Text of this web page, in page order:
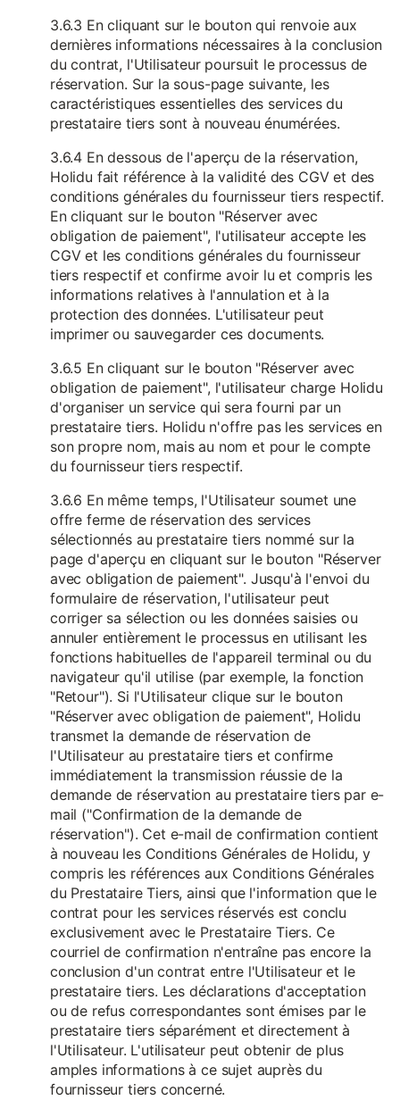
3.6.3 En cliquant sur le bouton qui renvoie aux
dernières informations nécessaires à la conclusion
du contrat, l'Utilisateur poursuit le processus de
réservation. Sur la sous-page suivante, les
caractéristiques essentielles des services du
prestataire tiers sont à nouveau énumérées.
3.6.4 En dessous de l'aperçu de la réservation,
Holidu fait référence à la validité des CGV et des
conditions générales du fournisseur tiers respectif.
En cliquant sur le bouton "Réserver avec
obligation de paiement", l'utilisateur accepte les
CGV et les conditions générales du fournisseur
tiers respectif et confirme avoir lu et compris les
informations relatives à l'annulation et à la
protection des données. L'utilisateur peut
imprimer ou sauvegarder ces documents.
3.6.5 En cliquant sur le bouton "Réserver avec
obligation de paiement", l'utilisateur charge Holidu
d'organiser un service qui sera fourni par un
prestataire tiers. Holidu n'offre pas les services en
son propre nom, mais au nom et pour le compte
du fournisseur tiers respectif.
3.6.6 En même temps, l'Utilisateur soumet une
offre ferme de réservation des services
sélectionnés au prestataire tiers nommé sur la
page d'aperçu en cliquant sur le bouton "Réserver
avec obligation de paiement". Jusqu'à l'envoi du
formulaire de réservation, l'utilisateur peut
corriger sa sélection ou les données saisies ou
annuler entièrement le processus en utilisant les
fonctions habituelles de l'appareil terminal ou du
navigateur qu'il utilise (par exemple, la fonction
"Retour"). Si l'Utilisateur clique sur le bouton
"Réserver avec obligation de paiement", Holidu
transmet la demande de réservation de
l'Utilisateur au prestataire tiers et confirme
immédiatement la transmission réussie de la
demande de réservation au prestataire tiers par e-
mail ("Confirmation de la demande de
réservation"). Cet e-mail de confirmation contient
à nouveau les Conditions Générales de Holidu, y
compris les références aux Conditions Générales
du Prestataire Tiers, ainsi que l'information que le
contrat pour les services réservés est conclu
exclusivement avec le Prestataire Tiers. Ce
courriel de confirmation n'entraîne pas encore la
conclusion d'un contrat entre l'Utilisateur et le
prestataire tiers. Les déclarations d'acceptation
ou de refus correspondantes sont émises par le
prestataire tiers séparément et directement à
l'Utilisateur. L'utilisateur peut obtenir de plus
amples informations à ce sujet auprès du
fournisseur tiers concerné.